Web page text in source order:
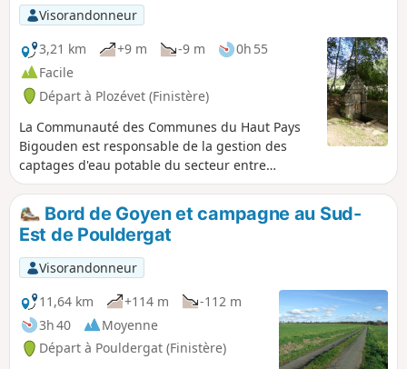
Visorandonneur
3,21 km
+9 m -9 m
0h 55
Facile
Départ à Plozévet (Finistère)
La Communauté des Communes du Haut Pays
Bigouden est responsable de la gestion des
captages d'eau potable du secteur entre
Plozévet et Landudec. Pour cela, elle gère un
périmètre de protection grâce à des espaces
boisés. Cette promenade parcourt cette zone de
feuillus (chênes,châtaigniers et hêtres) en
suivant un sentier bien balisé. La balade permet
également de découvrir le site bucolique de la
Chapelle Saint-Ronan avec sa fontaine votive.
Bord de Goyen et campagne au Sud-
Est de Pouldergat
Visorandonneur
11,64 km
+114 m
-112 m
3h 40
Moyenne
Départ à Pouldergat (Finistère)